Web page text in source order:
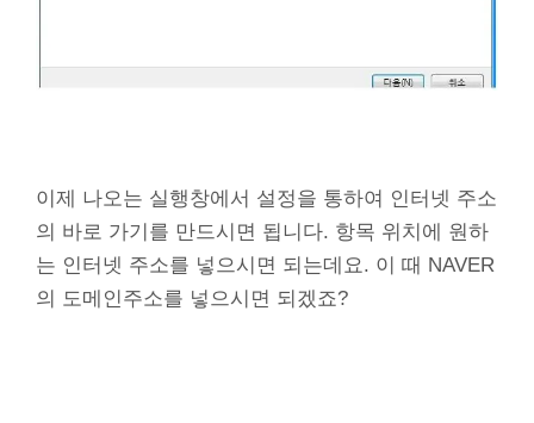
이제 나오는 실행창에서 설정을 통하여 인터넷 주소
의 바로 가기를 만드시면 됩니다. 항목 위치에 원하
는 인터넷 주소를 넣으시면 되는데요. 이 때 NAVER
의 도메인주소를 넣으시면 되겠죠?